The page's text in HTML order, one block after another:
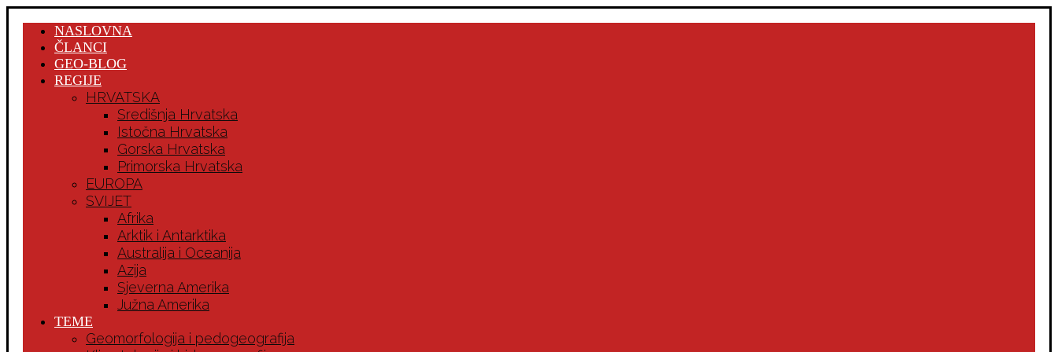
NASLOVNA
ČLANCI
GEO-BLOG
REGIJE
HRVATSKA
Središnja Hrvatska
Istočna Hrvatska
Gorska Hrvatska
Primorska Hrvatska
EUROPA
SVIJET
Afrika
Arktik i Antarktika
Australija i Oceanija
Azija
Sjeverna Amerika
Južna Amerika
TEME
Geomorfologija i pedogeografija